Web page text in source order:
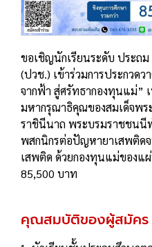
ขอเชิญนักเรียนระดับ ประถ
(ปวช.) เข้าร่วมการประกวด
จากฟ้า สู่ศรัทธากองทุนแม่”
มหากรุณาธิคุณของสมเด็จพร
ราชินีนาถ พระบรมราชชนนี
พสกนิกรต่อปัญหายาเสพติด
เสพติด ด้วยกองทุนแม่ของแผ่
85,500 บาท
คุณสมบัติของผู้สมัคร